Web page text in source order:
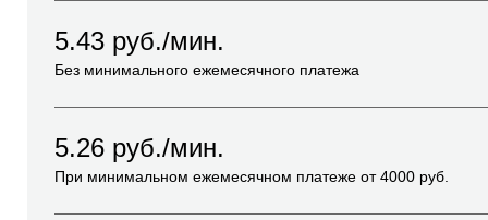
5.43 руб./мин.
Без минимального ежемесячного платежа
5.26 руб./мин.
При минимальном ежемесячном платеже от4000 руб.